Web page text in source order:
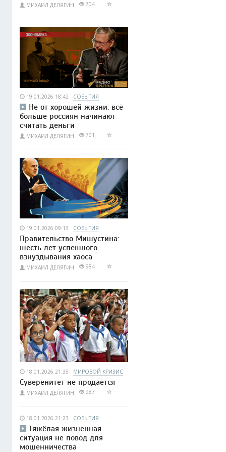
МИХАИЛ ДЕЛЯГИН 704
19.01.2026 18:42 СОБЫТИЯ
Не от хорошей жизни: всё
больше россиян начинают
считать деньги
МИХАИЛ ДЕЛЯГИН 701
19.01.2026 09:13 СОБЫТИЯ
Правительство Мишустина:
шесть лет успешного
взнуздывания хаоса
МИХАИЛ ДЕЛЯГИН 984
18.01.2026 21:35 МИРОВОЙ КРИЗИС
Суверенитет не продаётся
МИХАИЛ ДЕЛЯГИН 987
18.01.2026 21:23 СОБЫТИЯ
Тяжёлая жизненная
ситуация не повод для
мошенничества